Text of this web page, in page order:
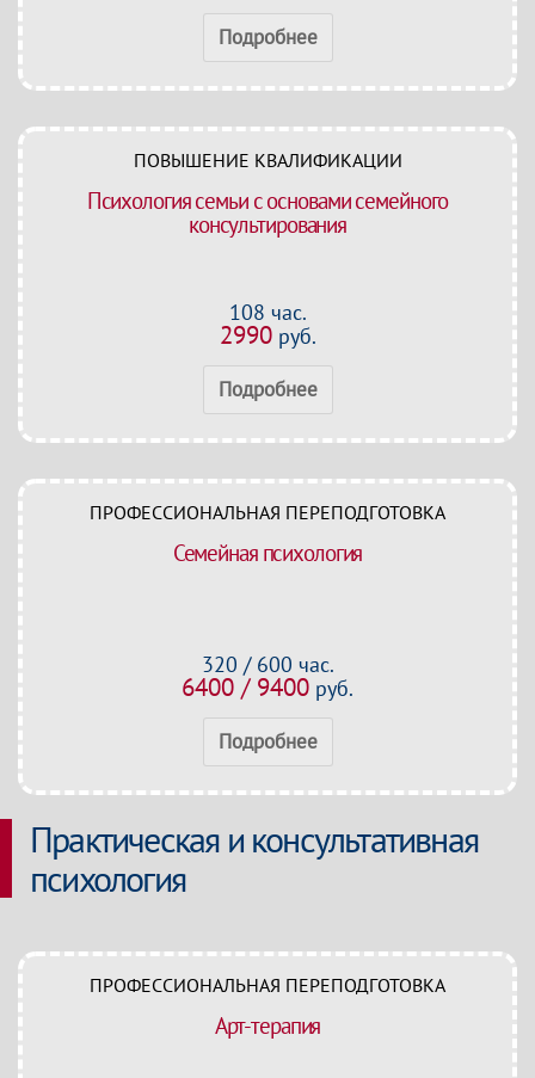
Подробнее
ПОВЫШЕНИЕ КВАЛИФИКАЦИИ
Психология семьи с основами семейного
консультирования
108 час.
2990руб.
Подробнее
ПРОФЕССИОНАЛЬНАЯ ПЕРЕПОДГОТОВКА
Семейная психология
320 / 600 час.
6400 / 9400 руб.
Подробнее
Практическая и консультативная
психология
ПРОФЕССИОНАЛЬНАЯ ПЕРЕПОДГОТОВКА
Арт-терапия